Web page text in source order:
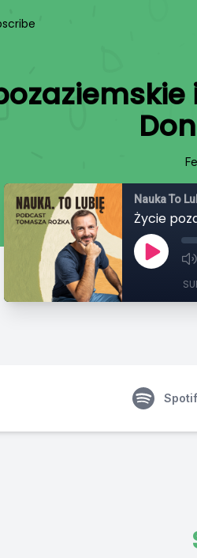
Nauka To